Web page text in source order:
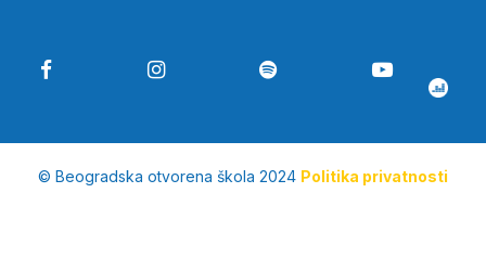
© Beogradska otvorena škola 2024 Politika privatnosti